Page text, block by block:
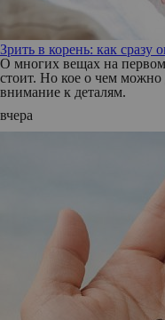
Зрить в корень: как сразу
О многих вещах на
стоит. Но кое о чем можно
внимание к деталям.
вчера